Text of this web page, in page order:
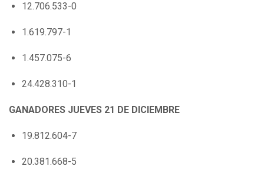
12.706.533-0
1.619.797-1
1.457.075-6
24.428.310-1
GANADORES JUEVES 21 DE DICIEMBRE
19.812.604-7
20.381.668-5